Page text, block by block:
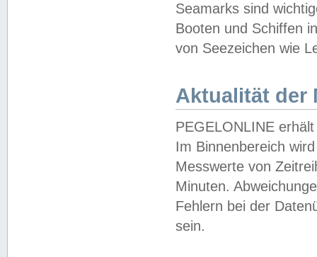
Seamarks sind
Booten und Schiffen
von Seezeichen wie
Aktualität der
PEGELONLINE
Im Binnenbereich
Messwerte von
Minuten.
Fehlern bei der
sein.